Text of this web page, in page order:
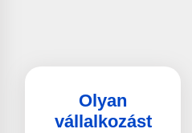
Olyan
vállalkozást